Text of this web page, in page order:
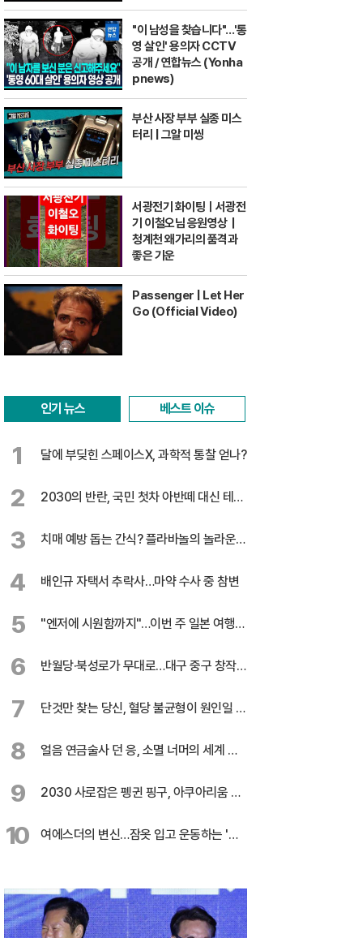
"이 남성을 찾습니다"…'통
영 살인' 용의자 CCTV
공개 / 연합뉴스 (Yonha
pnews)
부산 사장 부부 실종 미스
터리 | 그알 미씽
서광전기 화이팅ㅣ서광전
기 이철오님 응원영상｜
청계천 왜가리의 품격과
좋은 기운
Passenger | Let Her
Go (Official Video)
인기 뉴스 베스트 이슈
1 달에 부딪힌 스페이스X, 과학적 통찰 얻나?
2 2030의 반란, 국민 첫차 아반떼 대신 테슬
라
3 치매 예방 돕는 간식? 플라바놀의 놀라운
효능
4 배인규 자택서 추락사…마약 수사 중 참변
5 "엔저에 시원함까지"…이번 주 일본 여행
꿀팁
6 반월당·북성로가 무대로…대구 중구 창작극
3편
7 단것만 찾는 당신, 혈당 불균형이 원인일 수
도
8 얼음 연금술사 던 응, 소멸 너머의 세계 응
9 2030 사로잡은 펭귄 핑구, 아쿠아리움 흥
행 주역
10 여에스더의 변신…잠옷 입고 운동하는 '무